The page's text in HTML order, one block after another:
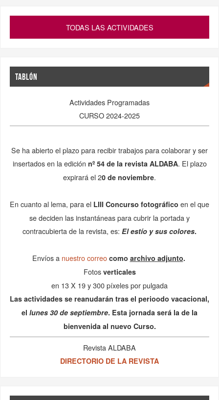
TODAS LAS ACTIVIDADES
TABLÓN
Actividades Programadas
CURSO 2024-2025
Se ha abierto el plazo para recibir trabajos para colaborar y ser
insertados en la edición nº 54 de la revista ALDABA. El plazo
expirará el 20 de noviembre.
En cuanto al lema, para el LIII Concurso fotográfico en el que
se deciden las instantáneas para cubrir la portada y
contracubierta de la revista, es: El estío y sus colores.
Envíos a nuestro correo como archivo adjunto.
Fotos verticales
en 13 X 19 y 300 píxeles por pulgada
Las actividades se reanudarán tras el perioodo vacacional,
el lunes 30 de septiembre. Esta jornada será la de la
bienvenida al nuevo Curso.
Revista ALDABA
DIRECTORIO DE LA REVISTA